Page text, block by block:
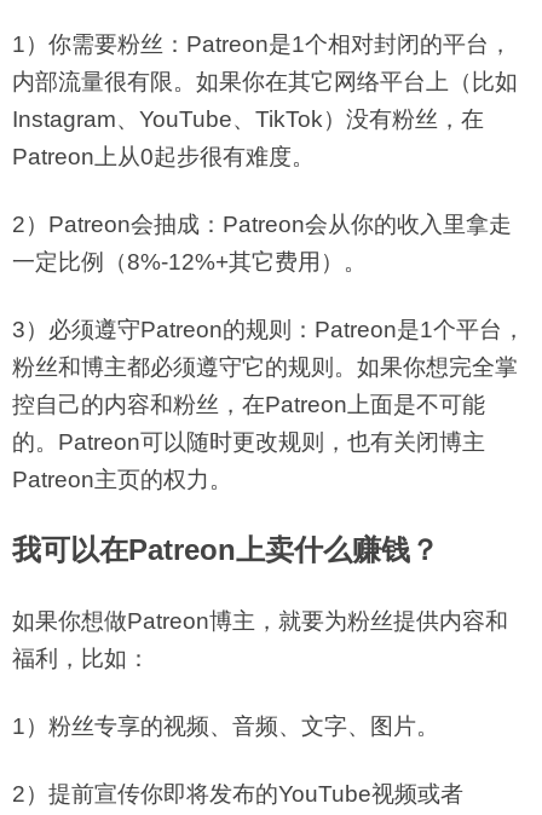
1）你需要粉丝：Patreon是1个相对封闭的平台，
内部流量很有限。如果你在其它网络平台上（比如
Instagram、YouTube、TikTok）没有粉丝，在
Patreon上从0起步很有难度。
2）Patreon会抽成：Patreon会从你的收入里拿走
一定比例（8%-12%+其它费用）。
3）必须遵守Patreon的规则：Patreon是1个平台，
粉丝和博主都必须遵守它的规则。如果你想完全掌
控自己的内容和粉丝，在Patreon上面是不可能
的。Patreon可以随时更改规则，也有关闭博主
Patreon主页的权力。
我可以在Patreon上卖什么赚钱 ？
如果你想做Patreon博主，就要为粉丝提供内容和
福利，比如：
1）粉丝专享的视频、音频、文字、图片。
2）提前宣传你即将发布的YouTube视频或者